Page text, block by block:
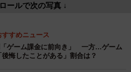
ールで次の写真 ↓
すすめニュース
「ゲーム課金に前向き」 一方…ゲーム
悔したことがある」割合は？